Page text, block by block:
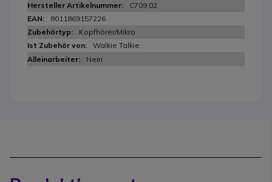
C709.02
8011869157226
Kopfhörer/Mikro
Walkie Talkie
Nein